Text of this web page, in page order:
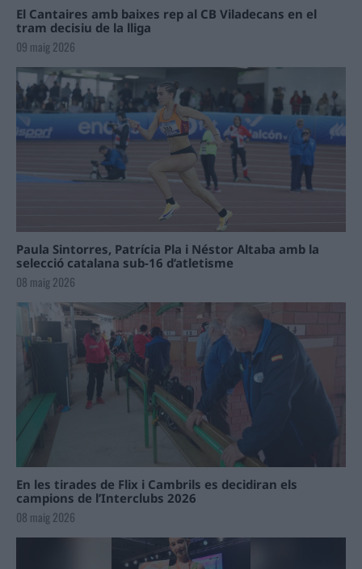
El Cantaires amb baixes rep al CB Viladecans en el
tram decisiu de la lliga
09 maig 2026
Paula Sintorres, Patrícia Pla i Néstor Altaba amb la
selecció catalana sub-16 d’atletisme
08 maig 2026
En les tirades de Flix i Cambrils es decidiran els
campions de l’Interclubs 2026
08 maig 2026